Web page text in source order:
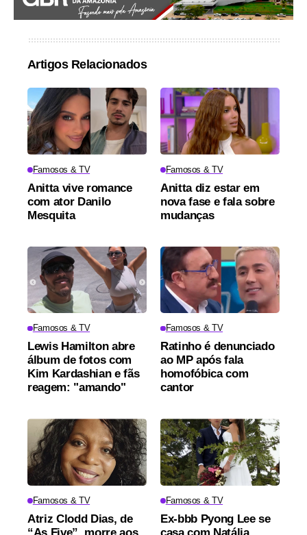
Artigos Relacionados
Famosos & TV
Anitta vive romance
com ator Danilo
Mesquita
Famosos & TV
Anitta diz estar em
nova fase e fala sobre
mudanças
Famosos & TV
Lewis Hamilton abre
álbum de fotos com
Kim Kardashian e fãs
reagem: "amando"
Famosos & TV
Ratinho é denunciado
ao MP após fala
homofóbica com
cantor
Famosos & TV
Atriz Clodd Dias, de
Famosos & TV
Ex-bbb Pyong Lee se